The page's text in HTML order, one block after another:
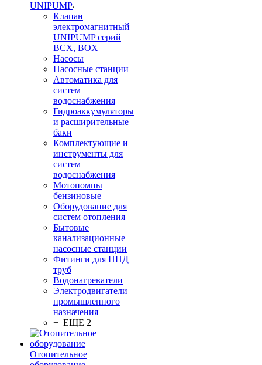
UNIPUMP
Клапан
электромагнитный
UNIPUMP серий
BCX, BOX
Насосы
Насосные станции
Автоматика для
систем
водоснабжения
Гидроаккумуляторы
и расширительные
баки
Комплектующие и
инструменты для
систем
водоснабжения
Мотопомпы
бензиновые
Оборудование для
систем отопления
Бытовые
канализационные
насосные станции
Фитинги для ПНД
труб
Водонагреватели
Электродвигатели
промышленного
назначения
+ ЕЩЕ 2
Отопительное